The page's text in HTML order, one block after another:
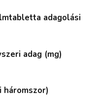
adagolási
adag (mg)
háromszor)